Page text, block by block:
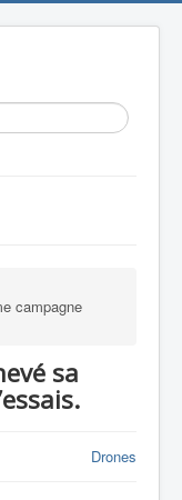
campagne
sa
Drones